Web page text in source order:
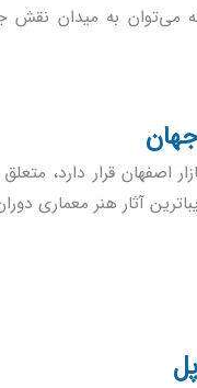
می‌توان به میدان
اصفهان قرار دارد،
آثار هنر معماری